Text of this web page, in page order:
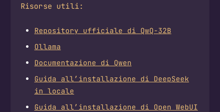
Risorse utili:
Repository ufficiale di QwQ-32B
Ollama
Documentazione di Qwen
Guida all’installazione di DeepSeek
in locale
Guida all’installazione di Open WebUI